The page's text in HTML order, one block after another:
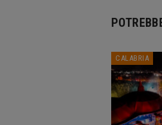
CALABRIA